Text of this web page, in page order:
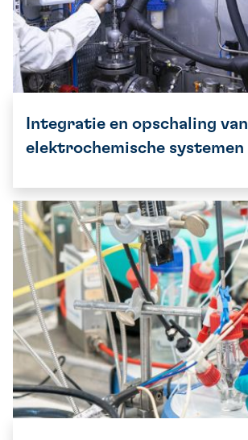
Integratie en opschaling van
elektrochemische systemen